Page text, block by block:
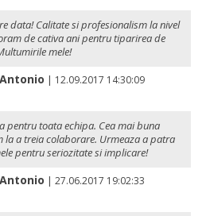
data! Calitate si profesionalism la nivel
de cativa ani pentru tiparirea de
mele!
| 12.09.2017 14:30:09
pentru toata echipa. Cea mai buna
la a treia colaborare. Urmeaza a patra
pentru seriozitate si implicare!
| 27.06.2017 19:02:33